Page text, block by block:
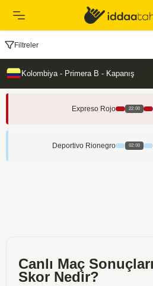
Filtreler
Kolombiya - Primera B - Kapanış
22:00
Expreso Rojo
02:00
Deportivo Rionegro
Canlı Maç
Skor Nedir?